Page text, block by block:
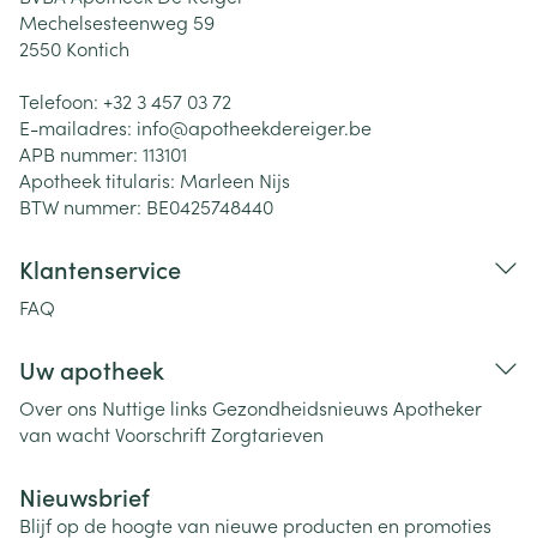
Mechelsesteenweg 59
2550 Kontich
Telefoon: +32 3 457 03 72
E-mailadres: info@apotheekdereiger.be
APB nummer: 113101
Apotheek titularis: Marleen Nijs
BTW nummer: BE0425748440
Klantenservice
FAQ
Uw apotheek
Over ons Nuttige links Gezondheidsnieuws Apotheker
van wachtVoorschriftZorgtarieven
Nieuwsbrief
Blijf op de hoogte van nieuwe producten en promoties